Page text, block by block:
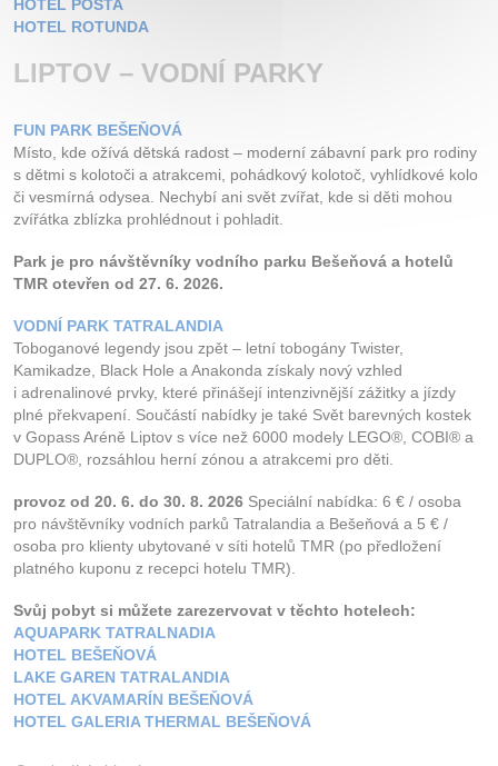
HOTEL POŠTA
HOTEL ROTUNDA
LIPTOV – VODNÍ PARKY
FUN PARK BEŠEŇOVÁ
Místo, kde ožívá dětská radost – moderní zábavní park pro rodiny
s dětmi s kolotoči a atrakcemi, pohádkový kolotoč, vyhlídkové kolo
či vesmírná odysea. Nechybí ani svět zvířat, kde si děti mohou
zvířátka zblízka prohlédnout i pohladit.
Park je pro návštěvníky vodního parku Bešeňová a hotelů
TMR otevřen od 27. 6. 2026.
VODNÍ PARK TATRALANDIA
Toboganové legendy jsou zpět – letní tobogány Twister,
Kamikadze, Black Hole a Anakonda získaly nový vzhled
i adrenalinové prvky, které přinášejí intenzivnější zážitky a jízdy
plné překvapení. Součástí nabídky je také Svět barevných kostek
v Gopass Aréně Liptov s více než 6000 modely LEGO®, COBI® a
DUPLO®, rozsáhlou herní zónou a atrakcemi pro děti.
provoz od 20. 6. do 30. 8. 2026 Speciální nabídka: 6 € / osoba
pro návštěvníky vodních parků Tatralandia a Bešeňová a 5 € /
osoba pro klienty ubytované v síti hotelů TMR (po předložení
platného kuponu z recepci hotelu TMR).
Svůj pobyt si můžete zarezervovat v těchto hotelech:
AQUAPARK TATRALNADIA
HOTEL BEŠEŇOVÁ
LAKE GAREN TATRALANDIA
HOTEL AKVAMARÍN BEŠEŇOVÁ
HOTEL GALERIA THERMAL BEŠEŇOVÁ